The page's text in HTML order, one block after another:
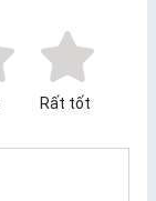
Rất tốt